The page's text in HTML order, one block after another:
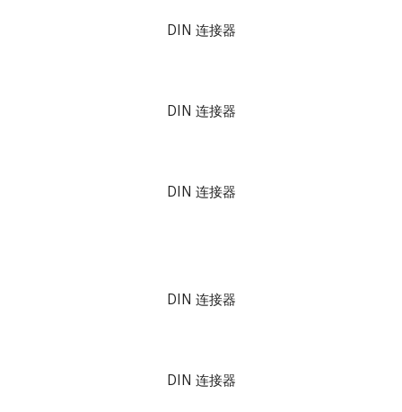
DIN 连接器
DIN 连接器
DIN 连接器
DIN 连接器
DIN 连接器